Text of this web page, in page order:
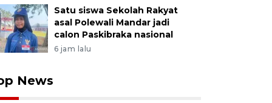
Satu siswa Sekolah Rakyat
asal Polewali Mandar jadi
calon Paskibraka nasional
6 jam lalu
News